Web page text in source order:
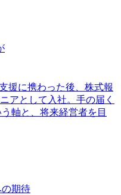
援に携わった後、株式報
アとして入社。手の届く
軸と、将来経営者を目
期待